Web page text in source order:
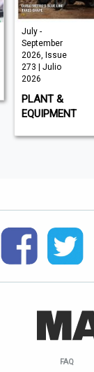
July -
September
2026, Issue
273 | Julio
2026
PLANT &
EQUIPMENT
FAQ